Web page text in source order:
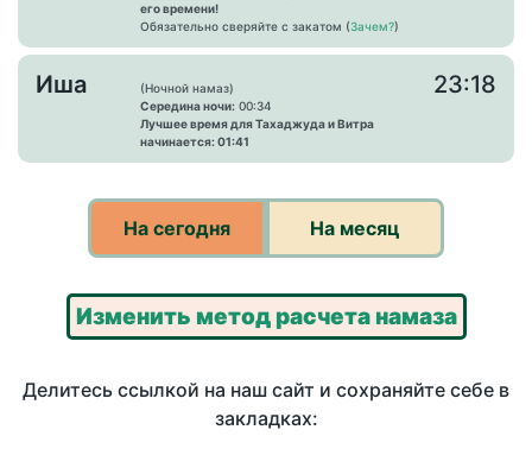
его времени!
Обязательно сверяйте с закатом (Зачем?)
Иша
(Ночной намаз)
Середина ночи: 00:34
Лучшее время для Тахаджуда и Витра
начинается: 01:41
23:18
На сегодня На месяц
Изменить метод расчета намаза
Делитесь ссылкой на наш сайт и сохраняйте себе в
закладках: